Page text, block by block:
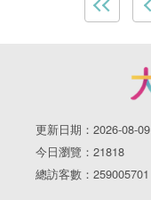
更新日期：2026-08-09
今日瀏覽：21818
總訪客數：259005701